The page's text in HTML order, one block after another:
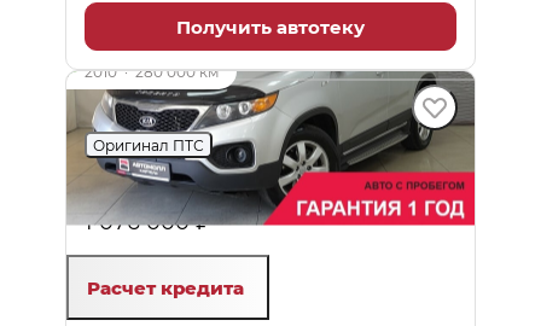
Получить автотеку
2010·280 000 км
Kia Sorento
Оригинал ПТС
2.2 л (197 л.с.), АКПП, дизель, полный
1 076 000 ₽
Расчет кредита